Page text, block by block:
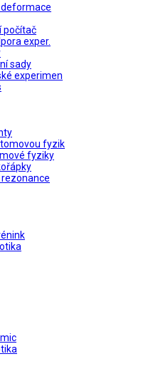
deformace
počítač
exper.
sady
experimen
fyzik
fyziky